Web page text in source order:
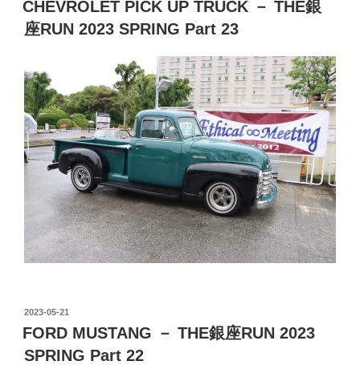
日:
CHEVROLET PICK UP TRUCK － THE銀
座RUN 2023 SPRING Part 23
投
稿
日:
2023-05-21
FORD MUSTANG － THE銀座RUN 2023
SPRING Part 22